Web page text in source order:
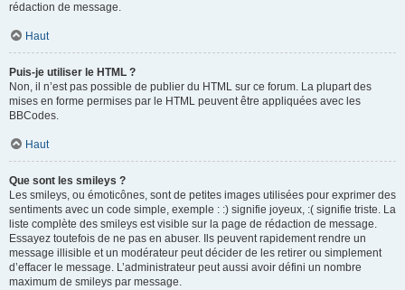
rédaction de message.
Haut
Puis-je utiliser le HTML ?
Non, il n’est pas possible de publier du HTML sur ce forum. La plupart des
mises en forme permises par le HTML peuvent être appliquées avec les
BBCodes.
Haut
Que sont les smileys ?
Les smileys, ou émoticônes, sont de petites images utilisées pour exprimer des
sentiments avec un code simple, exemple : :) signifie joyeux, :( signifie triste. La
liste complète des smileys est visible sur la page de rédaction de message.
Essayez toutefois de ne pas en abuser. Ils peuvent rapidement rendre un
message illisible et un modérateur peut décider de les retirer ou simplement
d’effacer le message. L’administrateur peut aussi avoir défini un nombre
maximum de smileys par message.